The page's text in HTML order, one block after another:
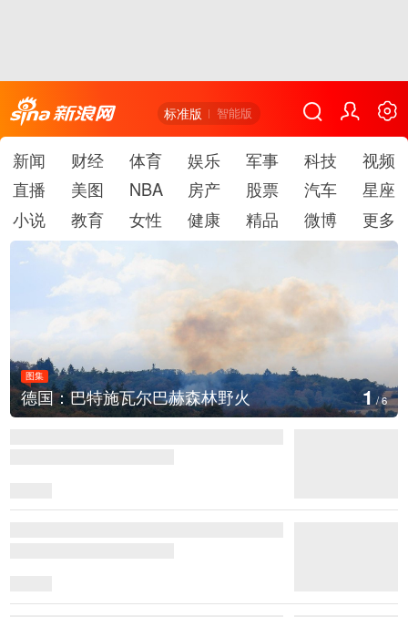
标准版 智能版
新闻 财经 体育 娱乐 军事 科技
视频
直播
美图 NBA 房产 股票 汽车
星座
小说
教育 女性 健康 精品 微博 更多
图集
德国：巴特施瓦尔巴赫森林野火 1/6